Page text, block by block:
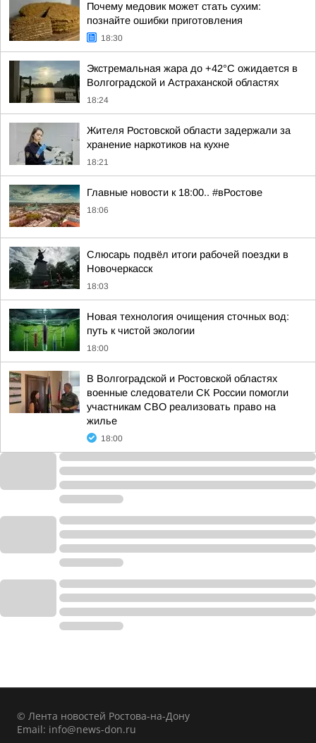
Почему медовик может стать сухим:
познайте ошибки приготовления
18:30
Экстремальная жара до +42°C ожидается в
Волгоградской и Астраханской областях
18:24
Жителя Ростовской области задержали за
хранение наркотиков на кухне
18:21
Главные новости к 18:00.. #вРостове
18:06
Слюсарь подвёл итоги рабочей поездки в
Новочеркасск
18:03
Новая технология очищения сточных вод:
путь к чистой экологии
18:00
В Волгоградской и Ростовской областях
военные следователи СК России помогли
участникам СВО реализовать право на
жилье
18:00
© Лента новостей Ростова-на-Дону
Email: info@news-don.ru